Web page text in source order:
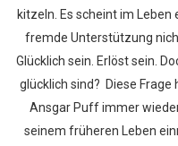
kitzeln. Es scheint im Leben
fremde Unterstützung
Glücklich sein. Erlöst sein.
glücklich sind? Diese Frage
Ansgar Puff immer
seinem früheren Leben